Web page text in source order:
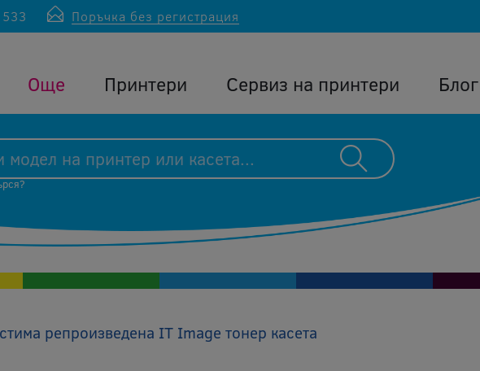
Поръчка без регистрация
Още Принтери Сервиз на принтери Блог
репроизведена IT Image тонер касета